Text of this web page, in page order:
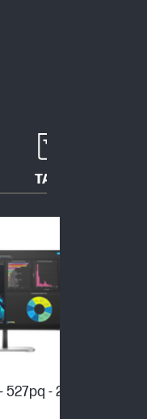
TASCHEN
- 27 Zoll;